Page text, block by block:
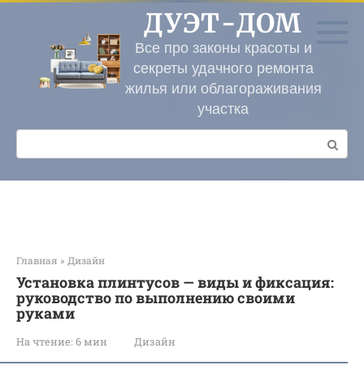
Перейти
контенту
ДУЭТ-ДОМ
Все про законы красоты и
секреты удачного ремонта
жилья или облагораживания
участка
Поиск:
Главная » Дизайн
Установка плинтусов — виды и фиксация:
руководство по выполнению своими
руками
На чтение: 6 мин Дизайн